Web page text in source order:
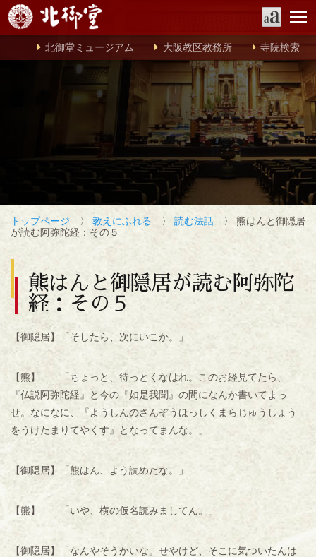
北御堂ミュージアム 大阪教区教務所 寺院検索
トップページ 〉 教えにふれる 〉 読む法話 〉 熊はんと御隠居
が読む阿弥陀経：その５
熊はんと御隠居が読む阿弥陀
経：その５
【御隠居】「そしたら、次にいこか。」
【熊】 「ちょっと、待っとくなはれ。このお経見てたら、
『仏説阿弥陀経』と今の『如是我聞』の間になんか書いてまっ
せ。なになに、『ようしんのさんぞうほっしくまらじゅうしょう
をうけたまりてやくす』となってまんな。」
【御隠居】「熊はん、よう読めたな。」
【熊】 「いや、横の仮名読みましてん。」
【御隠居】「なんやそうかいな。せやけど、そこに気ついたんは